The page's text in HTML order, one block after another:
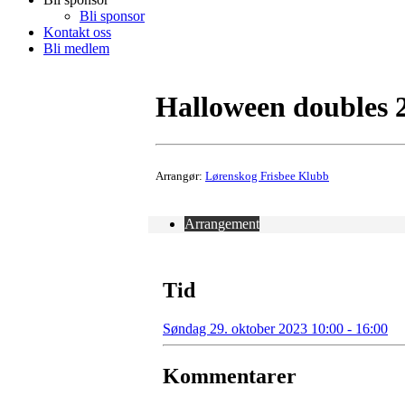
Bli sponsor
Kontakt oss
Bli medlem
Halloween doubles
Arrangør: Lørenskog Frisbee Klubb
Arrangement
Tid
Søndag 29. oktober 2023 10:00 - 16:00
Kommentarer